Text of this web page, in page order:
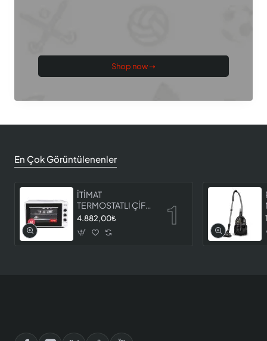
Shop now ➝
En Çok Görüntülenenler
İTİMAT
TERMOSTATLI ÇİFT
CAMLI FIRIN 8060
4.882,00₺